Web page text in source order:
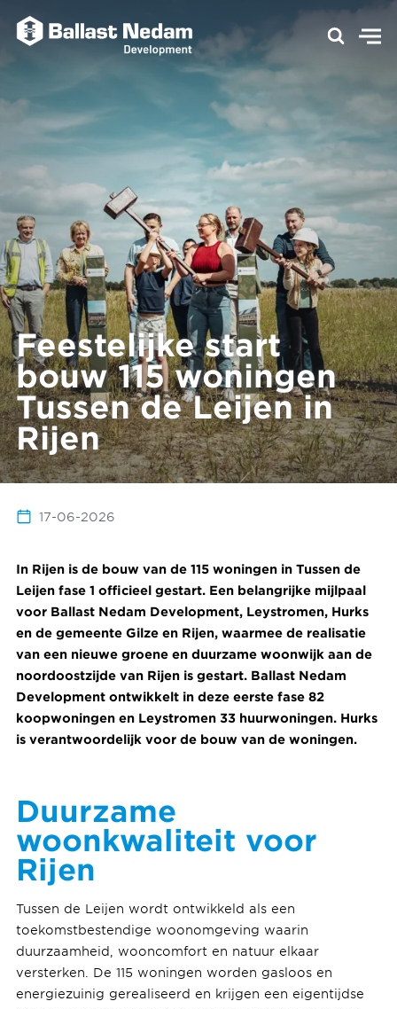
Feestelijke start
bouw 115 woningen
Tussen de Leijen in
Rijen
17-06-2026
In Rijen is de bouw van de 115 woningen in Tussen de
Leijen fase 1 officieel gestart. Een belangrijke mijlpaal
voor Ballast Nedam Development, Leystromen, Hurks
en de gemeente Gilze en Rijen, waarmee de realisatie
van een nieuwe groene en duurzame woonwijk aan de
noordoostzijde van Rijen is gestart. Ballast Nedam
Development ontwikkelt in deze eerste fase 82
koopwoningen en Leystromen 33 huurwoningen. Hurks
is verantwoordelijk voor de bouw van de woningen.
Duurzame
woonkwaliteit voor
Rijen
Tussen de Leijen wordt ontwikkeld als een
toekomstbestendige woonomgeving waarin
duurzaamheid, wooncomfort en natuur elkaar
versterken. De 115 woningen worden gasloos en
energiezuinig gerealiseerd en krijgen een eigentijdse